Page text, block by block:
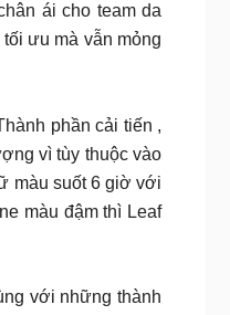
ái cho team da
ưu mà vẫn mỏng
phần cải tiến ,
vì tùy thuộc vào
màu suốt 6 giờ với
màu đậm thì Leaf
với những thành